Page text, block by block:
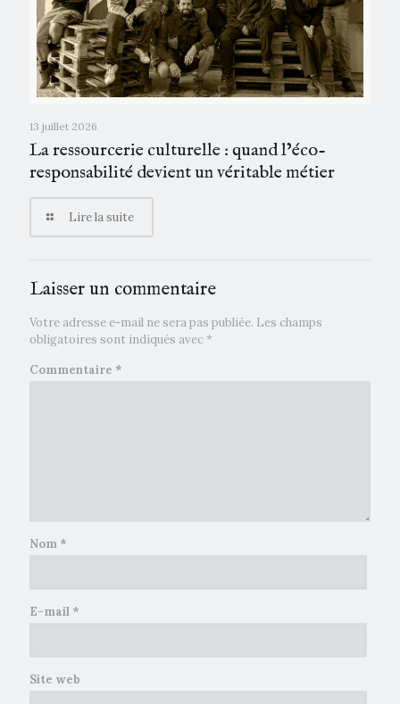
13 juillet 2026
La ressourcerie culturelle : quand l’éco-
responsabilité devient un véritable métier
Lire la suite
Laisser un commentaire
Votre adresse e-mail ne sera pas publiée. Les champs
obligatoires sont indiqués avec *
Commentaire *
Nom *
E-mail *
Site web